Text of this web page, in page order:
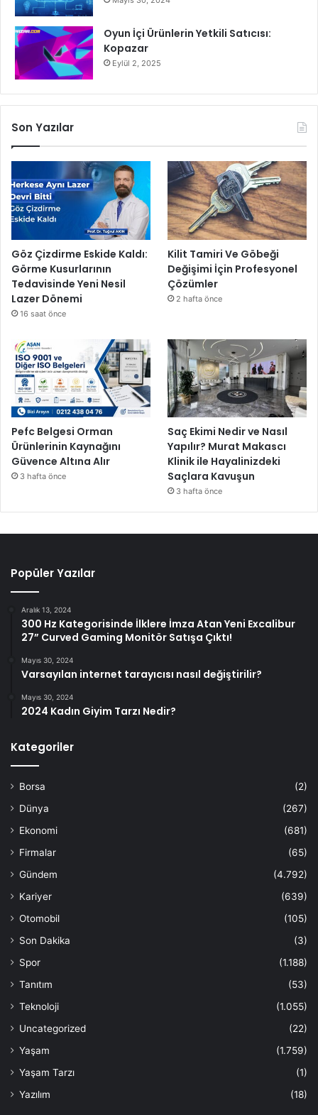
Oyun İçi Ürünlerin Yetkili Satıcısı:
Kopazar
Eylül 2, 2025
Son Yazılar
Göz Çizdirme Eskide Kaldı:
Görme Kusurlarının
Tedavisinde Yeni Nesil
Lazer Dönemi
16 saat önce
Kilit Tamiri Ve Göbeği
Değişimi İçin Profesyonel
Çözümler
2 hafta önce
Pefc Belgesi Orman
Ürünlerinin Kaynağını
Güvence Altına Alır
3 hafta önce
Saç Ekimi Nedir ve Nasıl
Yapılır? Murat Makascı
Klinik ile Hayalinizdeki
Saçlara Kavuşun
3 hafta önce
Popüler Yazılar
Aralık 13, 2024
300 Hz Kategorisinde İlklere İmza Atan Yeni Excalibur
27” Curved Gaming Monitör Satışa Çıktı!
Mayıs 30, 2024
Varsayılan internet tarayıcısı nasıl değiştirilir?
Mayıs 30, 2024
2024 Kadın Giyim Tarzı Nedir?
Kategoriler
Borsa
(2)
Dünya
(267)
Ekonomi
(681)
Firmalar
(65)
Gündem
(4.792)
Kariyer
(639)
Otomobil
(105)
Son Dakika
(3)
Spor
(1.188)
Tanıtım
(53)
Teknoloji
(1.055)
Uncategorized
(22)
Yaşam
(1.759)
Yaşam Tarzı
(1)
Yazılım
(18)